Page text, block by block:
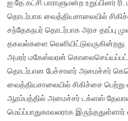
ஐ.தே.கட்சி பாராளுமன்ற உறுப்பினர்
தொடர்பாக வைத்தியசாலையில்
சந்தேகநபர் தொடர்பாக அரச தரப்பு
தகவல்களை வெளியிட்டுவருகின்றது.
அமரர் மகேஸ்வரன் கொலைசெய்யப்பட்ட
தொடர்பான பேச்சாளர் அமைச்சர்
வைத்தியசாலையில் சிகிச்சை பெற்று
ஆரம்பத்தில் அமைச்சர் டக்ளஸ்
மெய்ப்பாதுகாவலராக